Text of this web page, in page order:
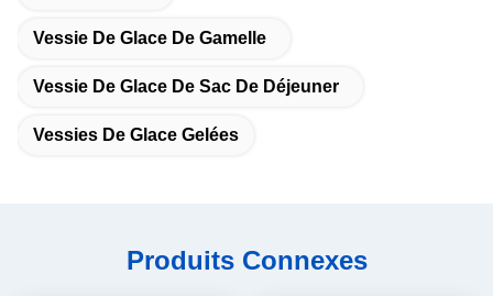
Vessie De Glace De Gamelle
Vessie De Glace De Sac De Déjeuner
Vessies De Glace Gelées
Produits Connexes